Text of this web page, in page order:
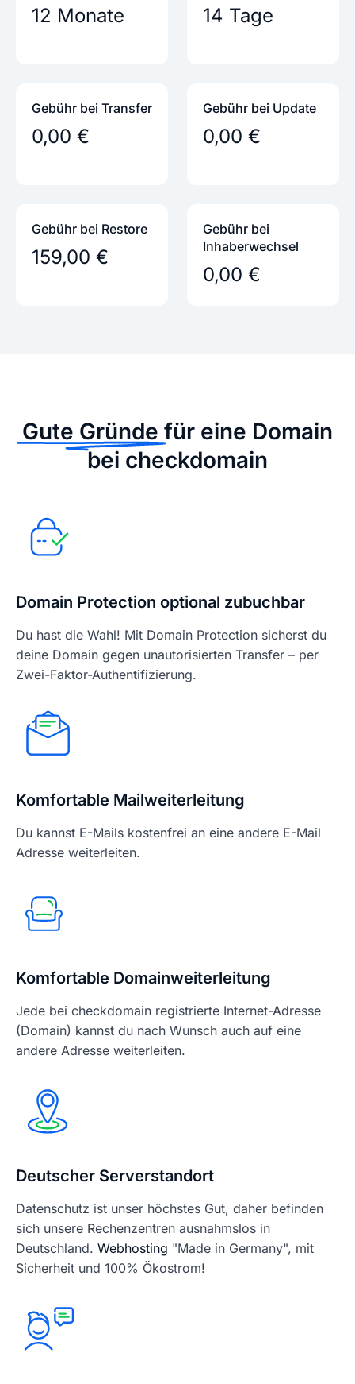
12 Monate 14 Tage
Gebühr bei Transfer
0,00 €
Gebühr bei Update
0,00 €
Gebühr bei Restore
159,00 €
Gebühr bei
Inhaber­wechsel
0,00 €
Gute Gründe für eine Domain
bei checkdomain
Domain Protection optional zubuchbar
Du hast die Wahl! Mit Domain Protection sicherst du
deine Domain gegen unautorisierten Transfer – per
Zwei-Faktor-Authentifizierung.
Komfortable Mailweiterleitung
Du kannst E-Mails kostenfrei an eine andere E-Mail
Adresse weiterleiten.
Komfortable Domainweiterleitung
Jede bei checkdomain registrierte Internet-Adresse
(Domain) kannst du nach Wunsch auch auf eine
andere Adresse weiterleiten.
Deutscher Serverstandort
Datenschutz ist unser höchstes Gut, daher befinden
sich unsere Rechenzentren ausnahmslos in
Deutschland. Webhosting "Made in Germany", mit
Sicherheit und 100% Ökostrom!